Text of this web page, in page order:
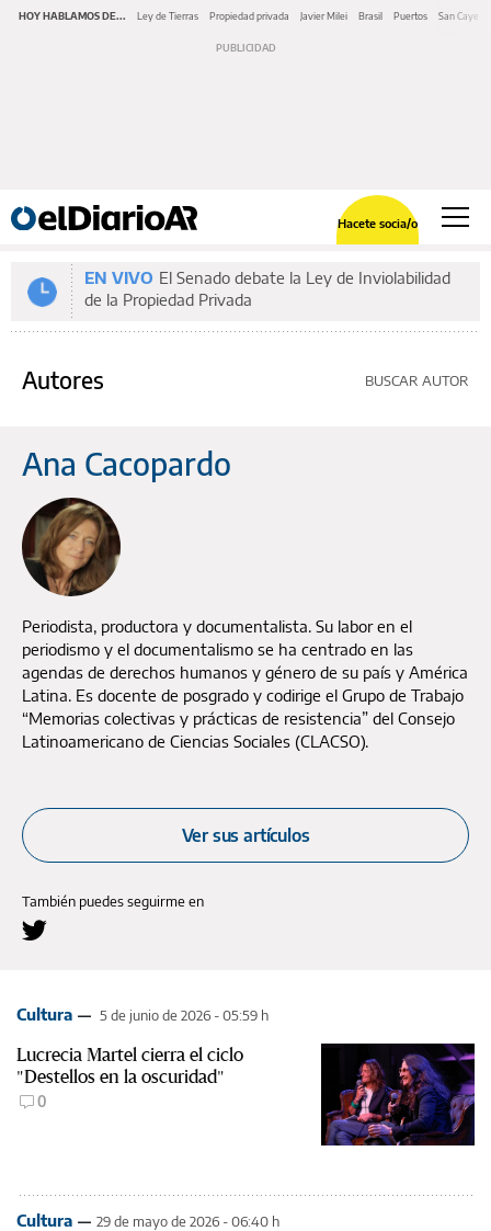
HOY HABLAMOS DE... Ley de Tierras Propiedad privada Javier Milei Brasil Puertos San
Hacete socia/o
EN VIVO El Senado debate la Ley de Inviolabilidad
de la Propiedad Privada
Autores BUSCAR AUTOR
Ana Cacopardo
Periodista, productora y documentalista. Su labor en el
periodismo y el documentalismo se ha centrado en las
agendas de derechos humanos y género de su país y América
Latina. Es docente de posgrado y codirige el Grupo de Trabajo
“Memorias colectivas y prácticas de resistencia” del Consejo
Latinoamericano de Ciencias Sociales (CLACSO).
Ver sus artículos
También puedes seguirme en
Cultura 5 de junio de 2026 - 05:59 h
Lucrecia Martel cierra el ciclo
"Destellos en la oscuridad"
0
Cultura 29 de mayo de 2026 - 06:40 h